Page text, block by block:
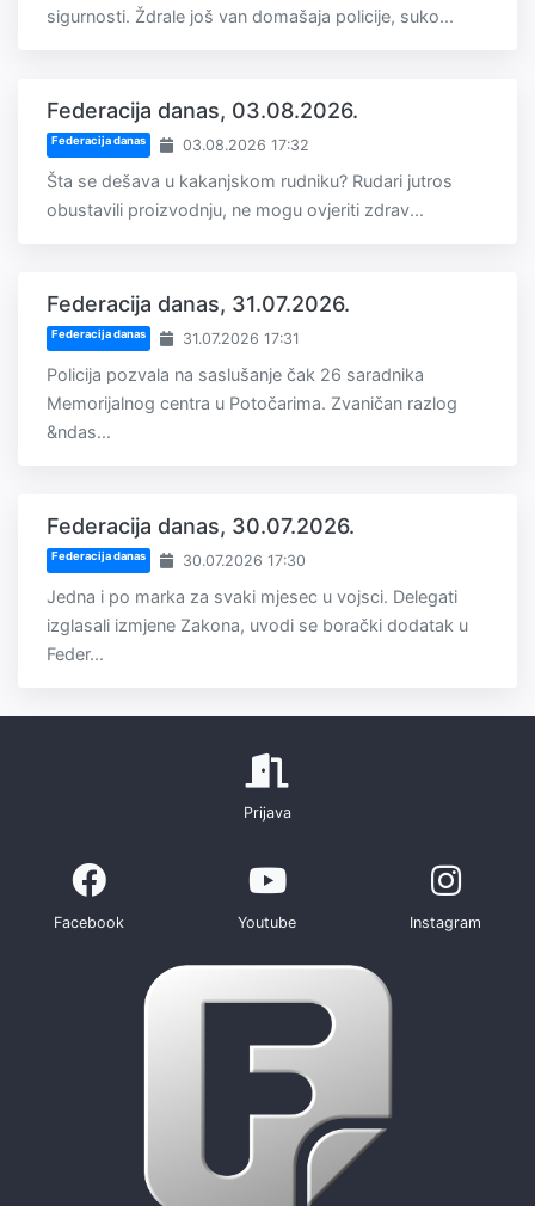
sigurnosti. Ždrale još van domašaja policije, suko...
Federacija danas, 03.08.2026.
Federacija danas 03.08.2026 17:32
Šta se dešava u kakanjskom rudniku? Rudari jutros
obustavili proizvodnju, ne mogu ovjeriti zdrav...
Federacija danas, 31.07.2026.
Federacija danas 31.07.2026 17:31
Policija pozvala na saslušanje čak 26 saradnika
Memorijalnog centra u Potočarima. Zvaničan razlog
&ndas...
Federacija danas, 30.07.2026.
Federacija danas 30.07.2026 17:30
Jedna i po marka za svaki mjesec u vojsci. Delegati
izglasali izmjene Zakona, uvodi se borački dodatak u
Feder...
Prijava
Facebook Youtube Instagram